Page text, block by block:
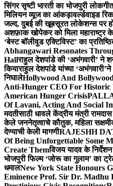
सिंगर सृष्टी भारती का भोजपुरी
मिलियन व्यूज का आंकड़ावर्ल्डवाइड
जल्द, दुबई की खूबसूरत लोकेशन्स पर
अशफ़ाक खोपेकर को मिला महाराष्ट्र
‘बेस्ट बॉलीवुड एक्टिविस्ट’ का
Abhangawari Resonates
Hallराहुल देशपांडे की ‘अभंगवारी’ ने
कियाराहुल देशपांडे यांच्या
निघालेHollywood And
Anti-Hunger CEO For Historic
American Hunger Crisis
Of Lavani, Acting And Social
मदतीसाठी धावले केंद्रीय मंत्री
केले जननेतृत्वाचे कौतुक, महिला
देण्याची केली मागणीRAJESHH
Of Being Unforgettable Some
Create Themविजय यादव के
भोजपुरी फिल्म ‘जोरू का गुलाम’ का
धमालNew York State Honours
Eminence Prof. Sir Dr.